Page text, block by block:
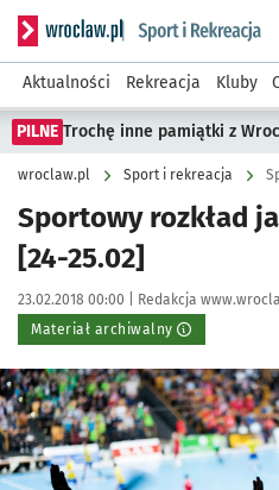
Serwis informacyjny
Aktualności Rekreacja Kluby
PILNE Trochę inne pamiątki z
wroclaw.pl Sport i rekreacja
Sportowy rozkład
[24-25.02]
Data publikacji:
23.02.2018 00:00 | Autor:
Redakcja
Materiał archiwalny
Kliknij, aby powiększyć